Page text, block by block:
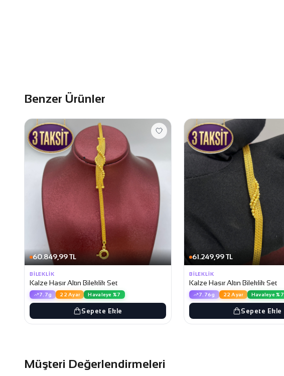
Benzer Ürünler
60.849,99 TL
BILEKLIK
Kalze Hasır Altın Bileklik Set
7.7g 22 Ayar Havaleye %7
Sepete Ekle
61.249,99 TL
BILEKLIK
Kalze Hasır Altın Bileklik Set
7.76g 22 Ayar Havaleye %7
Sepete Ekle
Müşteri Değerlendirmeleri